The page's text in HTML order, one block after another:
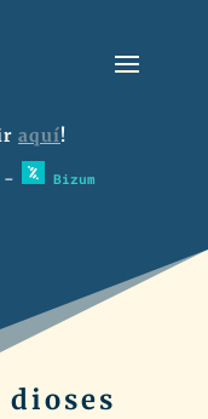
aquí!
– Bizum
dioses